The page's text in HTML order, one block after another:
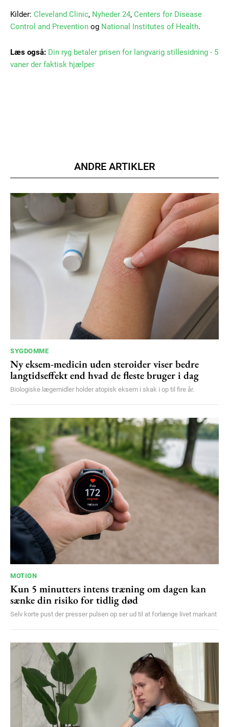
Member full access
Ut mollis pellentesque tortor
Donec quis est ac felis
YEARLY PRICING MONTHLY PRICING
Kilder: Cleveland Clinic, Nyheder 24, Centers for Disease
Control and Prevention og National Institutes of Health.
Læs også: Din ryg betaler prisen for langvarig stillesidning - 5
vaner der faktisk hjælper
ANDRE ARTIKLER
SYGDOMME
Ny eksem-medicin uden steroider viser bedre
langtidseffekt end hvad de fleste bruger i dag
Biologiske lægemidler holder atopisk eksem i skak i op til fire år.
MOTION
Kun 5 minutters intens træning om dagen kan
sænke din risiko for tidlig død
Selv korte pust der presser pulsen op ser ud til at forlænge livet markant